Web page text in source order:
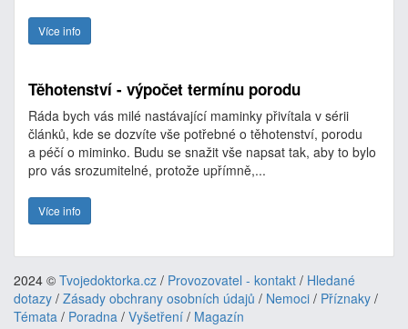
Více info
Těhotenství - výpočet termínu porodu
Ráda bych vás milé nastávající maminky přivítala v sérii
článků, kde se dozvíte vše potřebné o těhotenství, porodu
a péčí o miminko. Budu se snažit vše napsat tak, aby to bylo
pro vás srozumitelné, protože upřímně,...
Více info
2024 © Tvojedoktorka.cz / Provozovatel - kontakt / Hledané
dotazy / Zásady obchrany osobních údajů / Nemoci / Příznaky /
Témata / Poradna / Vyšetření / Magazín